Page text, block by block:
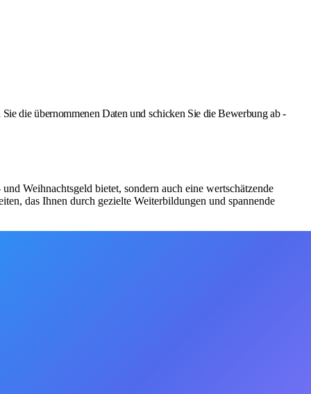
die übernommenen Daten und schicken Sie die Bewerbung ab -
Weihnachtsgeld bietet, sondern auch eine wertschätzende
das Ihnen durch gezielte Weiterbildungen und spannende